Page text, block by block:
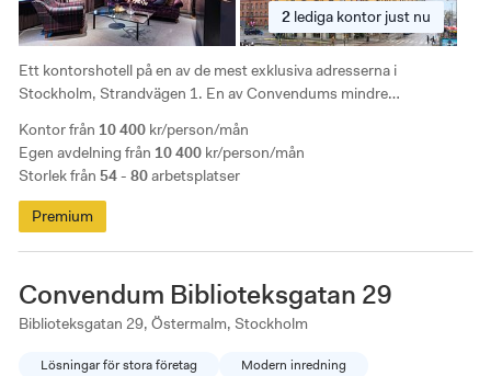
2 lediga kontor just nu
Kontor från 10 400 kr/person/mån
Egen avdelning från 10 400 kr/person/mån
Storlek från 54 - 80arbetsplatser
Ett kontorshotell på en av de mest exklusiva adresserna i
Stockholm, Strandvägen 1. En av Convendums mindre
Lokalen är ljus och luftig och loungen har en fin utsikt mot vattnet.
Premium
Convendum Biblioteksgatan 29
Biblioteksgatan 29, Östermalm, Stockholm
Lösningar för stora företag Modern inredning